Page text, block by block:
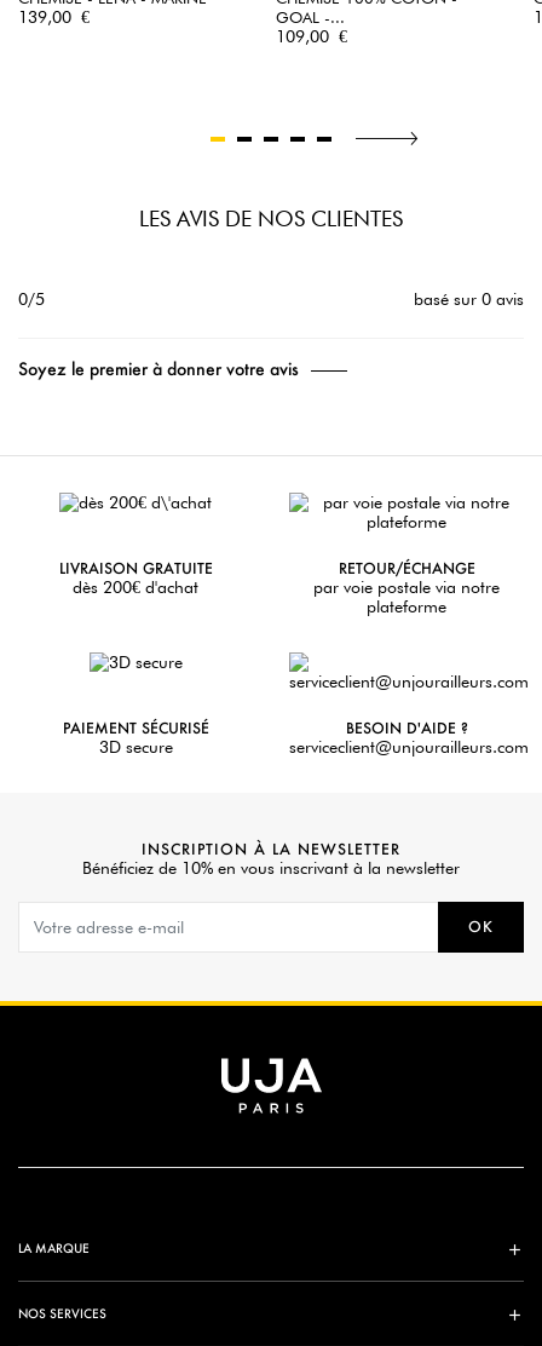
Prix
139,00 €
GOAL -...
Prix
109,00 €
LES AVIS DE NOS CLIENTES
0/5 basé sur 0 avis
Soyez le premier à donner votre avis
LIVRAISON GRATUITE
dès 200€ d'achat
RETOUR/ÉCHANGE
par voie postale via notre
plateforme
PAIEMENT SÉCURISÉ
3D secure
BESOIN D'AIDE ?
serviceclient@unjourailleurs.com
INSCRIPTION À LA NEWSLETTER
Bénéficiez de 10% en vous inscrivant à la newsletter
OK
LA MARQUE
NOS SERVICES